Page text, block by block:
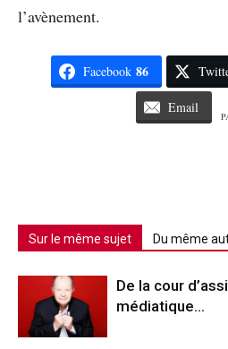
l’avènement.
Facebook 86
Email
Sur le même sujet Du même
De la cour
médiatique…